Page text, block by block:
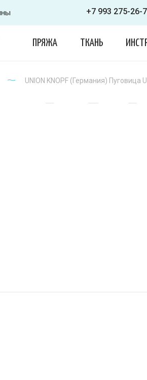
+7 993 275-26-
ПРЯЖА ТКАНЬ
UNION KNOPF (Германия) Пуговица